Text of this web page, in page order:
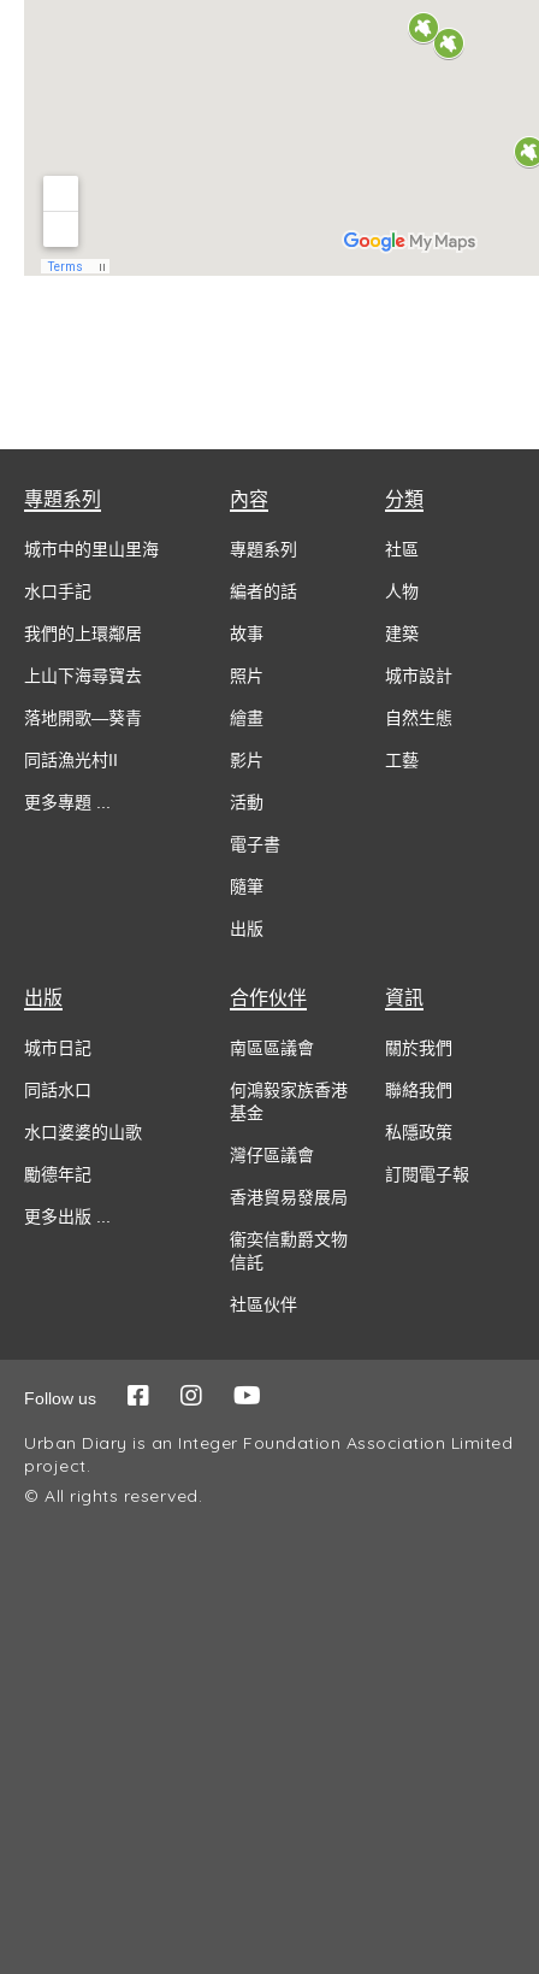
專題系列
城市中的里山里海
水口手記
我們的上環鄰居
上山下海尋寶去
落地開歌—葵青
同話漁光村II
更多專題 ...
內容
專題系列
編者的話
故事
照片
繪畫
影片
活動
電子書
隨筆
出版
分類
社區
人物
建築
城市設計
自然生態
工藝
出版
城市日記
同話水口
水口婆婆的山歌
勵德年記
更多出版 ...
合作伙伴
南區區議會
何鴻毅家族香港
基金
灣仔區議會
香港貿易發展局
衞奕信勳爵文物
信託
社區伙伴
資訊
關於我們
聯絡我們
私隱政策
訂閱電子報
Follow us
Urban Diary is an Integer Foundation Association Limited
project.
© All rights reserved.